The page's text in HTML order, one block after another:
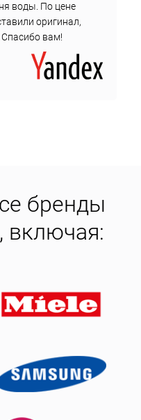
воды. По цене
оригинал,
вам!
бренды
включая: